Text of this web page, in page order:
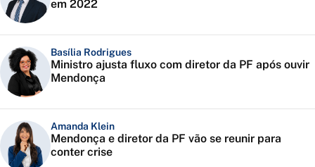
em 2022
Basília Rodrigues
Ministro ajusta fluxo com diretor da PF após ouvir
Mendonça
Amanda Klein
Mendonça e diretor da PF vão se reunir para
conter crise